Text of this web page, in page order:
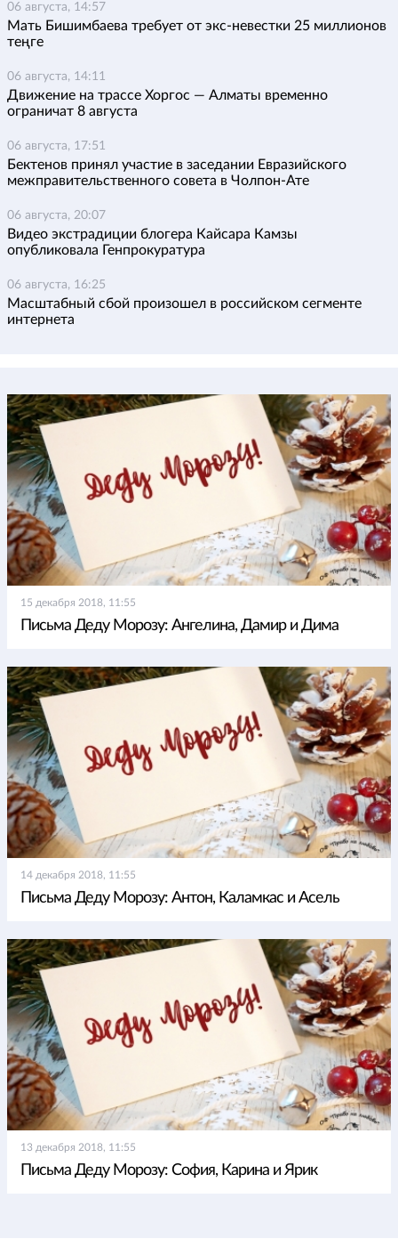
06 августа, 14:57
Мать Бишимбаева требует от экс-невестки 25 миллионов
теңге
06 августа, 14:11
Движение на трассе Хоргос — Алматы временно
ограничат 8 августа
06 августа, 17:51
Бектенов принял участие в заседании Евразийского
межправительственного совета в Чолпон-Ате
06 августа, 20:07
Видео экстрадиции блогера Кайсара Камзы
опубликовала Генпрокуратура
06 августа, 16:25
Масштабный сбой произошел в российском сегменте
интернета
15 декабря 2018, 11:55
Письма Деду Морозу: Ангелина, Дамир и Дима
14 декабря 2018, 11:55
Письма Деду Морозу: Антон, Каламкас и Асель
13 декабря 2018, 11:55
Письма Деду Морозу: София, Карина и Ярик